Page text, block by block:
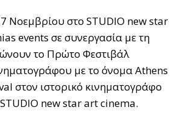
Νοεμβρίου στο STUDIO new star
events σε συνεργασία με τη
το Πρώτο Φεστιβάλ
με το όνομα Athens
στον ιστορικό κινηματογράφο
new star art cinema.